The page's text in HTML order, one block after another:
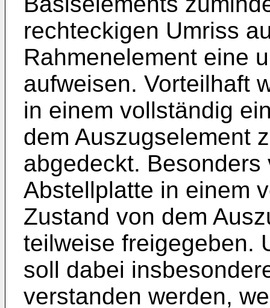
rechteckigen Umriss
Rahmenelement eine
aufweisen. Vorteilhaft
in einem vollständig
dem Auszugselement
abgedeckt.
Abstellplatte in einem
Zustand von dem
teilweise freigegeben.
soll dabei
verstanden werden,